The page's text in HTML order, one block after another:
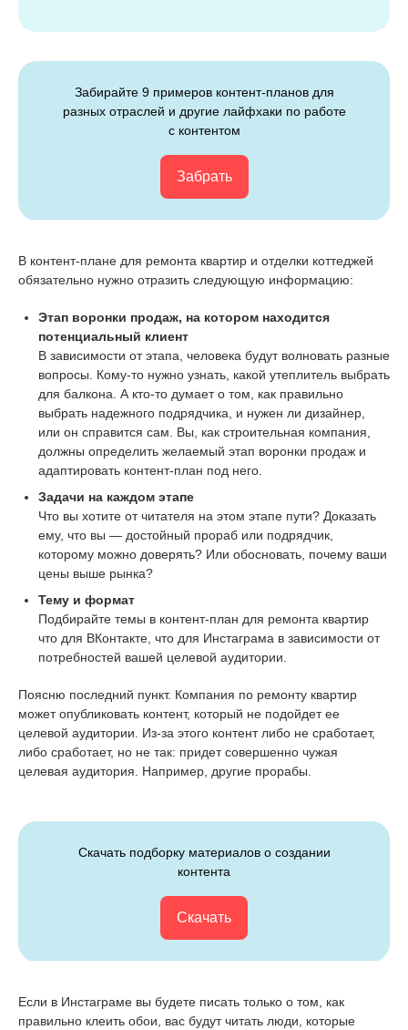
Забирайте 9 примеров контент-планов для
разных отраслей и другие лайфхаки по работе
с контентом
Забрать
В контент-плане для ремонта квартир и отделки коттеджей
обязательно нужно отразить следующую информацию:
Этап воронки продаж, на котором находится
потенциальный клиент
В зависимости от этапа, человека будут волновать разные
вопросы. Кому-то нужно узнать, какой утеплитель выбрать
для балкона. А кто-то думает о том, как правильно
выбрать надежного подрядчика, и нужен ли дизайнер,
или он справится сам. Вы, как строительная компания,
должны определить желаемый этап воронки продаж и
адаптировать контент-план под него.
Задачи на каждом этапе
Что вы хотите от читателя на этом этапе пути? Доказать
ему, что вы — достойный прораб или подрядчик,
которому можно доверять? Или обосновать, почему ваши
цены выше рынка?
Тему и формат
Подбирайте темы в контент-план для ремонта квартир
что для ВКонтакте, что для Инстаграма в зависимости от
потребностей вашей целевой аудитории.
Поясню последний пункт. Компания по ремонту квартир
может опубликовать контент, который не подойдет ее
целевой аудитории. Из-за этого контент либо не сработает,
либо сработает, но не так: придет совершенно чужая
целевая аудитория. Например, другие прорабы.
Скачать подборку материалов о создании
контента
Скачать
Если в Инстаграме вы будете писать только о том, как
правильно клеить обои, вас будут читать люди, которые